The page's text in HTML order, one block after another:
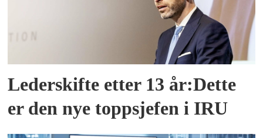
Lederskifte etter 13 år:Dette
er den nye toppsjefen i IRU